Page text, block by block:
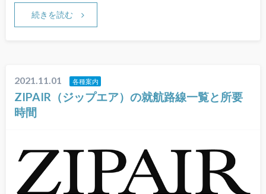
続きを読む
2021.11.01 各種案内
ZIPAIR（ジップエア）の就航路線一覧と所要
時間